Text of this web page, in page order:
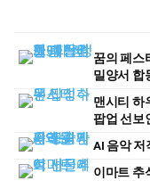
꿈의 페스
밀양서 합
맨시티 하
팝업 선보
AI 음악 저
이마트 추